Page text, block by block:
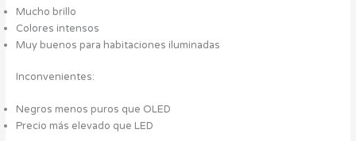
Mucho brillo
Colores intensos
Muy buenos para habitaciones iluminadas
Inconvenientes:
Negros menos puros que OLED
Precio más elevado que LED